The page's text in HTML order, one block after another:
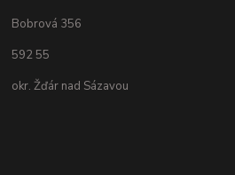
Bobrová 356
592 55
okr. Žďár nad Sázavou